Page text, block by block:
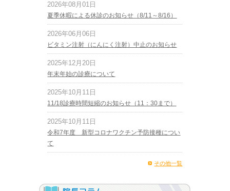
2026年08月01日
夏季休暇による休診のお知らせ（8/11～8/16）
2026年06月06日
ビタミン注射（にんにく注射）中止のお知らせ
2025年12月20日
年末年始の診療について
2025年10月11日
11/18診療時間短縮のお知らせ（11：30まで）
2025年10月11日
令和7年度 新型コロナワクチン予防接種につい
て
その他一覧